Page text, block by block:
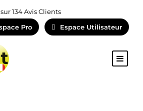
134Avis Clients
Pro
Espace Utilisateur